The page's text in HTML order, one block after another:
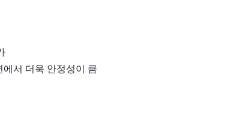
서 더욱 안정성이 큼